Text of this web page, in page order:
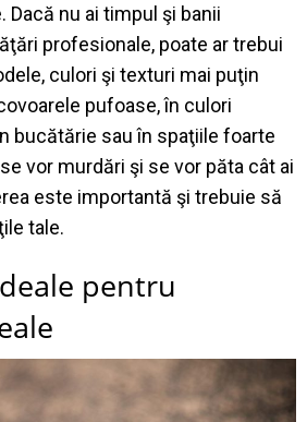
Dacă nu ai timpul şi banii
profesionale, poate ar trebui
culori şi texturi mai puţin
pufoase, în culori
bucătărie sau în spaţiile foarte
vor murdări şi se vor păta cât ai
este importantă şi trebuie să
tale.
pentru